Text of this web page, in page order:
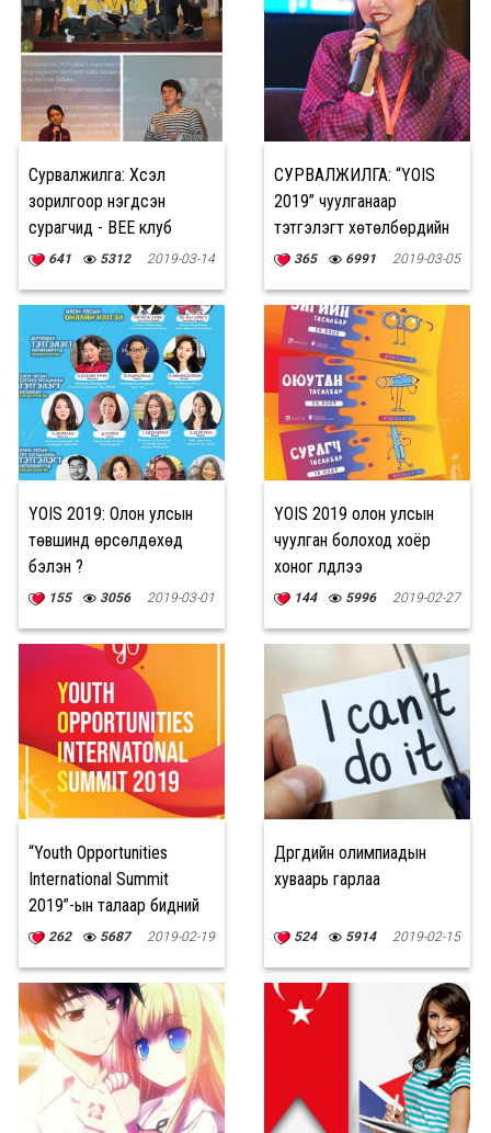
Сурвалжилга: Хүсэл
зорилгоор нэгдсэн
сурагчид - BEE клуб
641 5312 2019-03-14
СУРВАЛЖИЛГА: “YOIS
2019” чуулганаар
тэтгэлэгт хөтөлбөрүүдийн
талаар цогц ойлголт
365 6991 2019-03-05
YOIS 2019: Олон улсын
төвшинд өрсөлдөхөд
бэлэн үү?
155 3056 2019-03-01
YOIS 2019 олон улсын
чуулган болоход хоёр
хоног үлдлээ
144 5996 2019-02-27
“Youth Opportunities
International Summit
2019”-ын талаар бидний
мэдэх хэрэгтэй зүйлс
262 5687 2019-02-19
Дүүргүүдийн олимпиадын
хуваарь гарлаа
524 5914 2019-02-15